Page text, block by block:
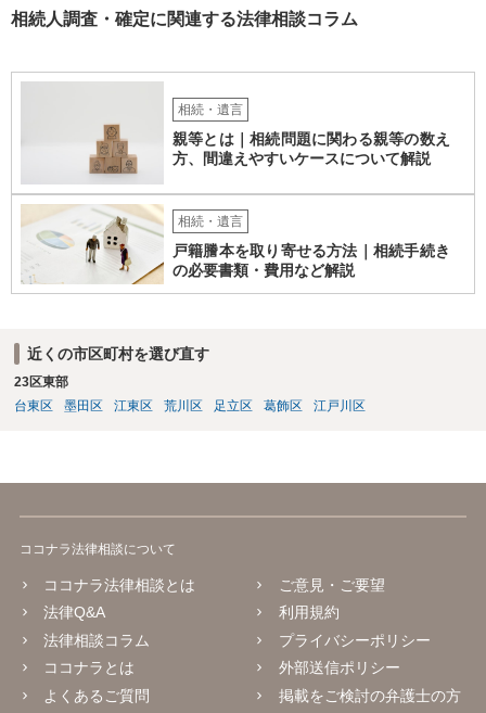
相続人調査・確定に関連する法律相談コラム
相続・遺言
親等とは｜相続問題に関わる親等の数え
方、間違えやすいケースについて解説
相続・遺言
戸籍謄本を取り寄せる方法｜相続手続き
の必要書類・費用など解説
近くの市区町村を選び直す
23区東部
台東区
墨田区 江東区 荒川区 足立区 葛飾区 江戸川区
ココナラ法律相談について
ココナラ法律相談とは
法律Q&A
法律相談コラム
ココナラとは
よくあるご質問
ご意見・ご要望
利用規約
プライバシーポリシー
外部送信ポリシー
掲載をご検討の弁護士の方